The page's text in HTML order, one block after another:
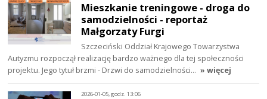
Mieszkanie treningowe - droga do
samodzielności - reportaż
Małgorzaty Furgi
Szczeciński Oddział Krajowego Towarzystwa
Autyzmu rozpoczął realizację bardzo ważnego dla tej społeczności
projektu. Jego tytuł brzmi - Drzwi do samodzielności… » więcej
2026-01-05, godz. 13:06